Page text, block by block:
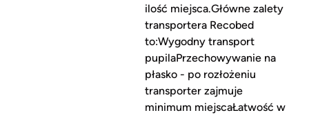
ilość miejsca.Główne zalety
transportera Recobed
to:Wygodny transport
pupilaPrzechowywanie na
płasko - po rozłożeniu
transporter zajmuje
minimum miejscaŁatwość w